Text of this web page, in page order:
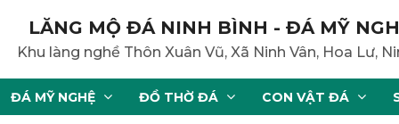
LĂNG MỘ ĐÁ NINH BÌNH - ĐÁ MỸ
Khu làng nghề Thôn Xuân Vũ, Xã Ninh Vân, Hoa Lư,
ĐÁ MỸ NGHỆ ĐỒ THỜ ĐÁ CON VẬT ĐÁ